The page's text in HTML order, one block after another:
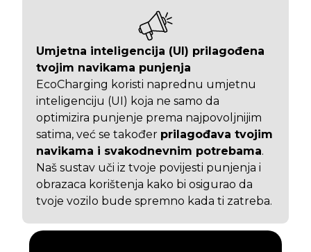
Umjetna inteligencija (UI) prilagođena
tvojim navikama punjenja
EcoCharging koristi naprednu umjetnu
inteligenciju (UI) koja ne samo da
optimizira punjenje prema najpovoljnijim
satima, već se također prilagođava tvojim
navikama i svakodnevnim potrebama.
Naš sustav uči iz tvoje povijesti punjenja i
obrazaca korištenja kako bi osigurao da
tvoje vozilo bude spremno kada ti zatreba.